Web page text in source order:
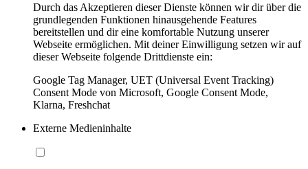
Durch das Akzeptieren dieser Dienste können wir dir über die
grundlegenden Funktionen hinausgehende Features
bereitstellen und dir eine komfortable Nutzung unserer
Webseite ermöglichen. Mit deiner Einwilligung setzen wir auf
dieser Webseite folgende Drittdienste ein:
Google Tag Manager, UET (Universal Event Tracking)
Consent Mode von Microsoft, Google Consent Mode,
Klarna, Freshchat
Externe Medieninhalte